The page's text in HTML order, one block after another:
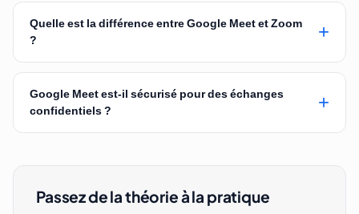
Quelle est la différence entre Google Meet et Zoom
?
+
Google Meet est-il sécurisé pour des échanges
confidentiels ?
+
Passez de la théorie à la pratique